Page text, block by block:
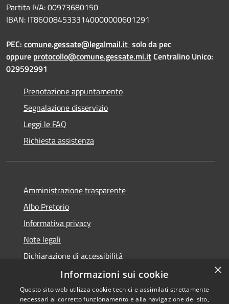
Partita IVA: 00973680150
IBAN: IT86O0845333140000000601291
PEC: comune.gessate@legalmail.it solo da pec
oppure protocollo@comune.gessate.mi.itCentralino Unico:
029592991
Prenotazione appuntamento
Segnalazione disservizio
Leggi le FAQ
Richiesta assistenza
Amministrazione trasparente
Albo Pretorio
Informativa privacy
Note legali
Dichiarazione di accessibilità
Dichiarazione di accessibilità dal 2025
×
Informazioni sui cookie
Questo sito web utilizza cookie tecnici e assimilati strettamente
necessari al corretto funzionamento e alla navigazione del sito,